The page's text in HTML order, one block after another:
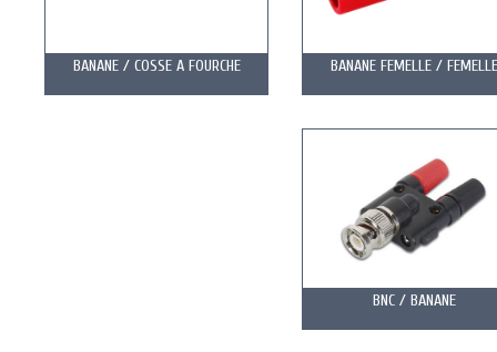
BANANE / COSSE A FOURCHE BANANE FEMELLE / FEMELLE
BNC / BANANE